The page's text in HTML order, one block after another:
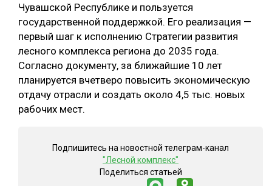
Чувашской Республике и пользуется
государственной поддержкой. Его реализация —
первый шаг к исполнению Стратегии развития
лесного комплекса региона до 2035 года.
Согласно документу, за ближайшие 10 лет
планируется вчетверо повысить экономическую
отдачу отрасли и создать около 4,5 тыс. новых
рабочих мест.
Подпишитесь на новостной телеграм-канал
"Лесной комплекс"
Поделиться статьей